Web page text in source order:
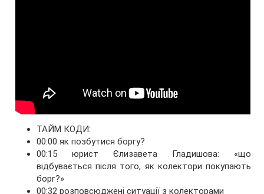
ТАЙМ КОДИ:
00:00 як позбутися боргу?
00:15 юрист Єлизавета Гладишова: «що
відбувається після того, як колектори покупають
борг?»
00:32 розповсюджені ситуації з колекторами